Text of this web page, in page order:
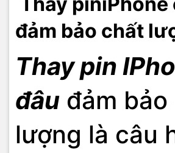
đảm bảo chất
Thay pin
đâu đảm
lượng là câu